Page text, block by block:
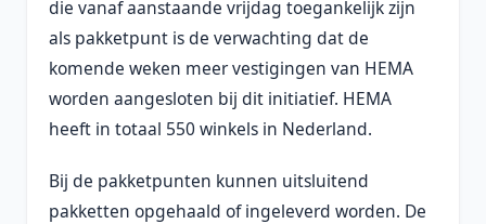
die vanaf aanstaande vrijdag toegankelijk zijn
als pakketpunt is de verwachting dat de
komende weken meer vestigingen van HEMA
worden aangesloten bij dit initiatief. HEMA
heeft in totaal 550 winkels in Nederland.
Bij de pakketpunten kunnen uitsluitend
pakketten opgehaald of ingeleverd worden. De